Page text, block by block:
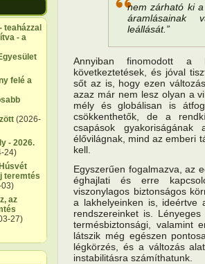
teaházzal
- a
felé a
(2026-
- 2026.
24)
teremtés
az
27)
nem zárható ki
áramlásainak
leállását.”
Annyiban finomodott a
következtetések, és jóval
sőt az is, hogy ezen
azaz már nem lesz olyan a
mély és globálisan is
csökkenthetők, de a
csapások
élővilágnak, mind az emberi
kell.
Egyszerűen fogalmazva, az
éghajlati és erre
viszonylagos biztonságos
a lakhelyeinken is, ideértve
rendszereinket is.
termésbiztonsági, valamint
látszik még egészen
légkörzés, és a változás
instabilitásra számíthatunk.